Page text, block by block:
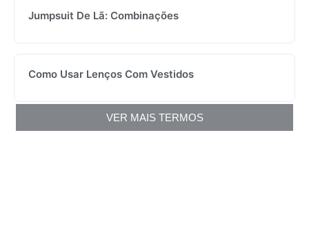
Jumpsuit De Lã: Combinações
Como Usar Lenços Com Vestidos
VER MAIS TERMOS